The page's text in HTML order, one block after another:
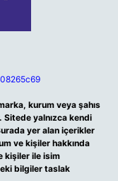
kurum veya şahıs
Sitede yalnızca kendi
yer alan içerikler
ve kişiler hakkında
kişiler ile isim
bilgiler taslak